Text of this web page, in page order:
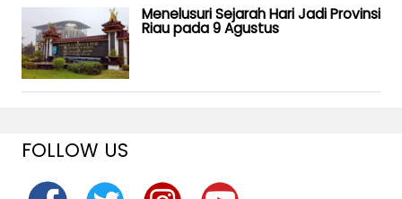
Menelusuri Sejarah Hari Jadi Provinsi
Riau pada 9 Agustus
FOLLOW US